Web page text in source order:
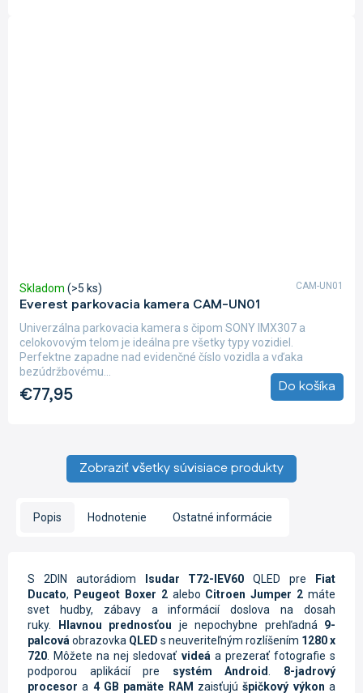
Everest parkovacia kamera CAM-UN01
Skladom (>5 ks)
€77,95 Do košíka
Univerzálna parkovacia kamera s čipom SONY IMX307 a
celokovovým telom je ideálna pre všetky typy vozidiel.
Perfektne zapadne nad evidenčné číslo vozidla a vďaka
bezúdržbovému...
CAM-UN01
Zobraziť všetky súvisiace produkty
Popis Hodnotenie Ostatné informácie
S 2DIN autorádiom Isudar T72-IEV60 QLED pre
Fiat
Ducato, Peugeot Boxer 2alebo Citroen Jumper 2 máte
svet hudby, zábavy a informácií doslova na dosah
ruky.
Hlavnou prednosťou je nepochybne prehľadná 9-
palcová obrazovka QLED s neuveriteľným rozlíšením 1280 x
720 . Môžete na nej sledovať videá a prezerať fotografie s
podporou aplikácií pre systém Android
8-jadrový
procesor a 4 GB pamäte RAM zaisťujúšpičkový výkon a